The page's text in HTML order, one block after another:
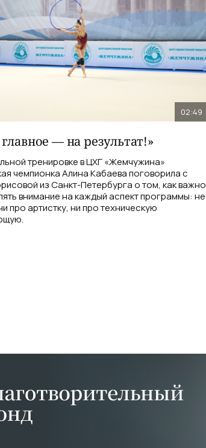
02:49
— на результат!»
тренировке в ЦХГ «Жемчужина»
чемпионка Алина Кабаева поговорила с
из Санкт-Петербурга о том, как важно
внимание на каждый аспект программы: не
про артистку, ни про техническую